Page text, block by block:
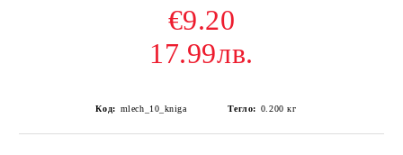
€9.20
17.99лв.
Код: mlech_10_kniga Тегло: 0.200 кг